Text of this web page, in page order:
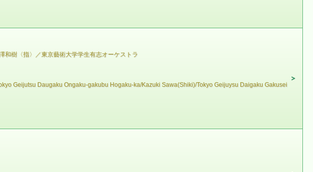
和樹〈指〉／東京藝術大学学生有志オーケストラ
Geijutsu Daugaku Ongaku-gakubu Hogaku-ka/Kazuki Sawa(Shiki)/Tokyo Geijuysu Daigaku Gakusei